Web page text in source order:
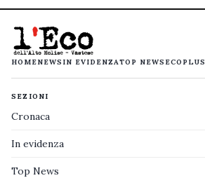
HOMENEWS IN EVIDENZATOP NEWS ECOPLUS
SEZIONI
Cronaca
In evidenza
Top News